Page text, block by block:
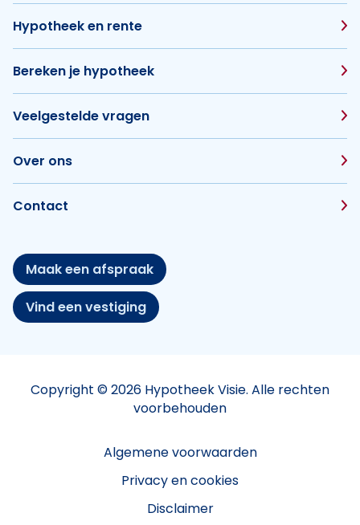
Hypotheek en rente
Bereken je hypotheek
Veelgestelde vragen
Over ons
Contact
Maak een afspraak
Vind een vestiging
Copyright © 2026 Hypotheek Visie. Alle rechten
voorbehouden
Algemene voorwaarden
Privacy en cookies
Disclaimer